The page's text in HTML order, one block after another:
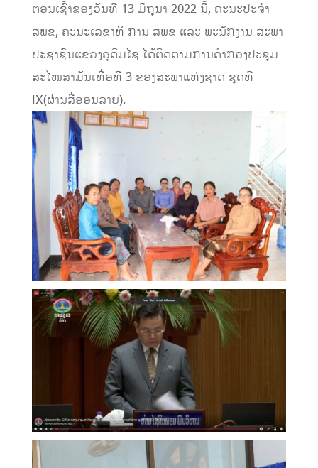
ຕອນເຊົ້າຂອງວັນທີ 13 ມິຖຸນາ 2022 ນີ້, ຄະນະປະຈໍາ
ສພຂ, ຄະນະເລຂາທິ ການ ສພຂ ແລະ ພະນັກງານ ສະພາ
ປະຊາຊົນແຂວງອຸດົມໄຊ ໄດ້ຕິດຕາມການດໍາກອງປະຊຸມ
ສະໄໝສາມັນເທື່ອທີ 3 ຂອງສະພາແຫ່ງຊາດ ຊຸດທີ
IX(ຜ່ານສື່ອອນລາຍ).